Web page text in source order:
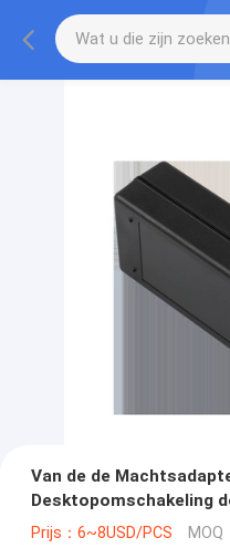
Van de de
Desktopomschakeling
Prijs：6~8USD/PCS MOQ